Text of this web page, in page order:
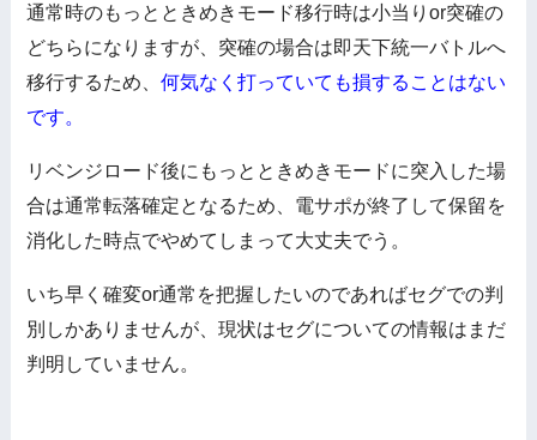
通常時のもっとときめきモード移行時は小当りor突確の
どちらになりますが、突確の場合は即天下統一バトルへ
移行するため、何気なく打っていても損することはない
です。
リベンジロード後にもっとときめきモードに突入した場
合は通常転落確定となるため、電サポが終了して保留を
消化した時点でやめてしまって大丈夫でう。
いち早く確変or通常を把握したいのであればセグでの判
別しかありませんが、現状はセグについての情報はまだ
判明していません。